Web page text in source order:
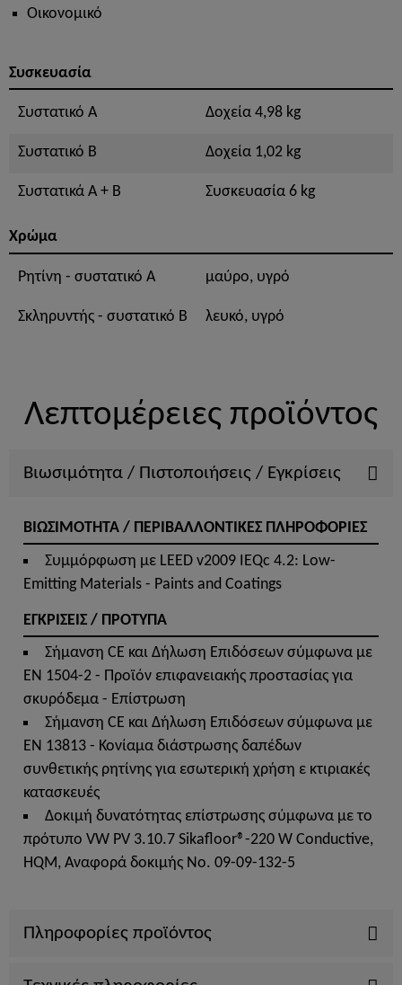
Οικονομικό
Συσκευασία
Συστατικό A Δοχεία 4,98 kg
Συστατικό B Δοχεία 1,02 kg
Συστατικά A + B Συσκευασία 6 kg
Χρώμα
Ρητίνη - συστατικό A μαύρο, υγρό
Σκληρυντής - συστατικό B λευκό, υγρό
Λεπτομέρειες προϊόντος
Βιωσιμότητα / Πιστοποιήσεις / Εγκρίσεις
ΒΙΩΣΙΜΟΤΗΤΑ / ΠΕΡΙΒΑΛΛΟΝΤΙΚΕΣ ΠΛΗΡΟΦΟΡΙΕΣ
Συμμόρφωση με LEED v2009 IEQc 4.2: Low-
Emitting Materials - Paints and Coatings
ΕΓΚΡΙΣΕΙΣ / ΠΡΟΤΥΠΑ
Σήμανση CE και Δήλωση Επιδόσεων σύμφωνα με
EN 1504-2 - Προϊόν επιφανειακής προστασίας για
σκυρόδεμα - Επίστρωση
Σήμανση CE και Δήλωση Επιδόσεων σύμφωνα με
EN 13813 - Κονίαμα διάστρωσης δαπέδων
συνθετικής ρητίνης για εσωτερική χρήση ε κτιριακές
κατασκευές
Δοκιμή δυνατότητας επίστρωσης σύμφωνα με το
πρότυπο VW PV 3.10.7 Sikafloor®-220 W Conductive,
HQM, Αναφορά δοκιμής No. 09-09-132-5
Πληροφορίες προϊόντος